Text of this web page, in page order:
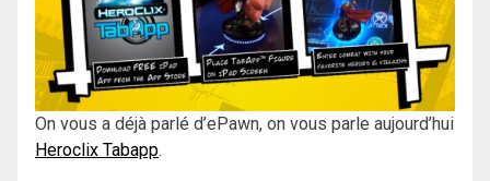
On vous a déjà parlé d’ePawn, on vous parle aujourd’hui
Heroclix Tabapp.